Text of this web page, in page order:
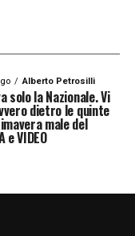
Alberto Petrosilli
solo la Nazionale. Vi
dietro le quinte
male del
e VIDEO